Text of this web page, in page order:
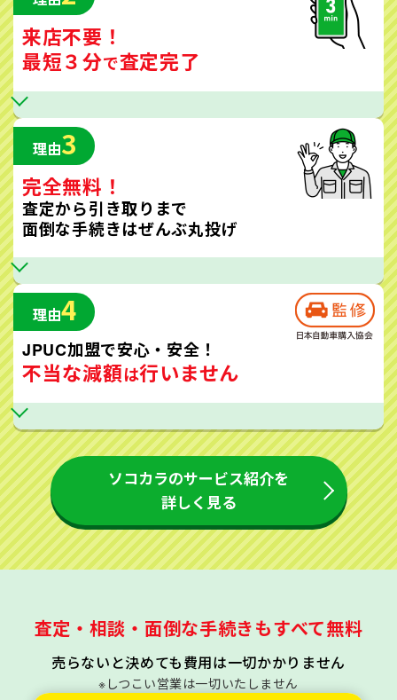
来店不要！
最短３分で査定完了
理由3
完全無料！
査定から引き取りまで
面倒な手続きはぜんぶ丸投げ
理由4
JPUC加盟で安心・安全！
不当な減額は行いません
ソコカラのサービス紹介を
詳しく見る
査定・相談・面倒な手続きもすべて無料
売らないと決めても費用は一切かかりません
※しつこい営業は一切いたしません